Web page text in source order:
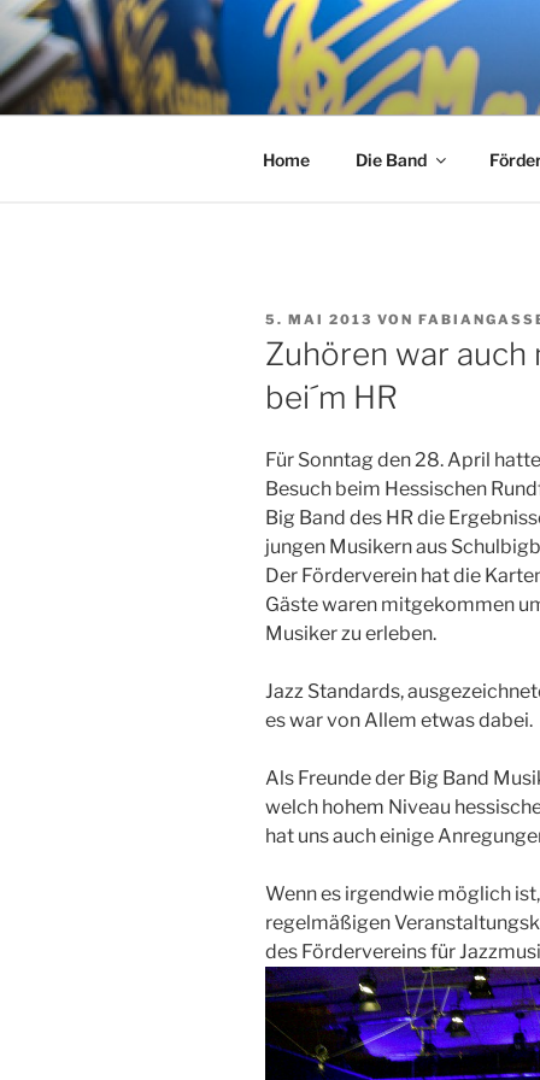
Zum
Inhalt
springen
MAGIC
Big Band
Home Die Band
VERÖFFENTLICHT
AM
5. MAI 2013 VON
Zuhören war auch
bei´m HR
Für Sonntag den 28. April
Besuch beim Hessischen
Big Band des HR die
jungen Musikern aus
Der Förderverein hat die
Gäste waren mitgekommen
Musiker zu erleben.
Jazz Standards,
es war von Allem etwas dabei.
Als Freunde der Big Band
welch hohem Niveau
hat uns auch einige
Wenn es irgendwie möglich
regelmäßigen
des Fördervereins für